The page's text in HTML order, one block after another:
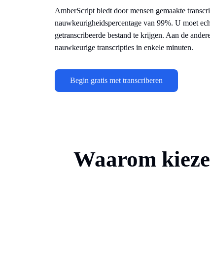
AmberScript biedt door mensen gemaakte
nauwkeurigheidspercentage van 99%. U moet
getranscribeerde bestand te krijgen. Aan de
nauwkeurige transcripties in enkele minuten.
Begin gratis met transcriberen
Waarom